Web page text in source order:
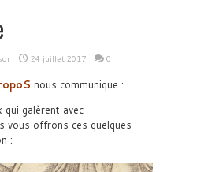
24 juillet 2017 0
nous communique :
qui galèrent avec
vous offrons ces quelques
: